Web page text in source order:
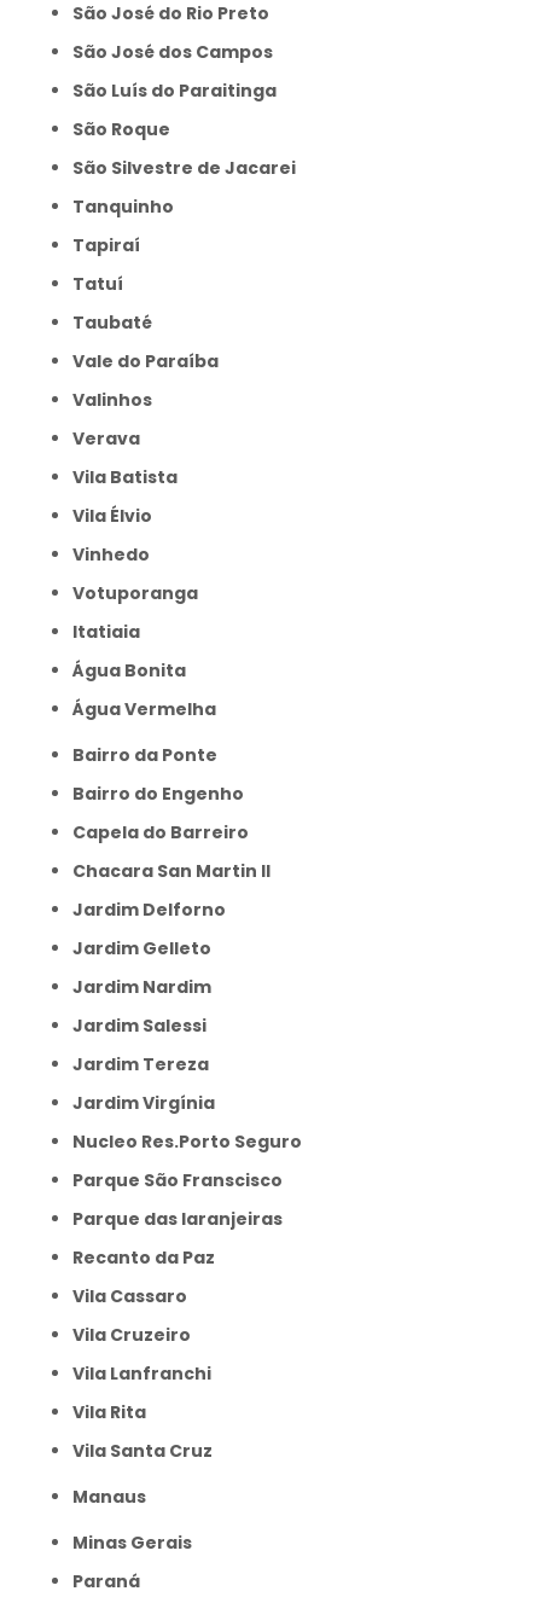
São José do Rio Preto
São José dos Campos
São Luís do Paraitinga
São Roque
São Silvestre de Jacarei
Tanquinho
Tapiraí
Tatuí
Taubaté
Vale do Paraíba
Valinhos
Verava
Vila Batista
Vila Élvio
Vinhedo
Votuporanga
itatiaia
Água Bonita
Água Vermelha
Bairro da Ponte
Bairro do Engenho
Capela do Barreiro
Chacara San Martin II
Jardim Delforno
Jardim Gelleto
Jardim Nardim
Jardim Salessi
Jardim Tereza
Jardim Virgínia
Nucleo Res.Porto Seguro
Parque São Franscisco
Parque das laranjeiras
Recanto da Paz
Vila Cassaro
Vila Cruzeiro
Vila Lanfranchi
Vila Rita
Vila Santa Cruz
Manaus
Minas Gerais
Paraná